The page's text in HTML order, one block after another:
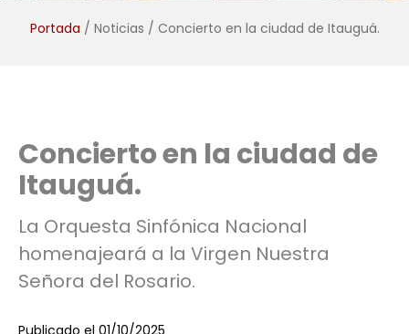
Portada / Noticias / Concierto en la ciudad de Itauguá.
Concierto en la ciudad de
Itauguá.
La Orquesta Sinfónica Nacional
homenajeará a la Virgen Nuestra
Señora del Rosario.
Publicado el 01/10/2025